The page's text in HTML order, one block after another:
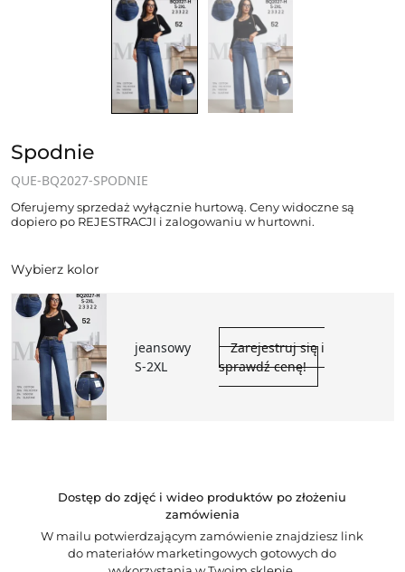
Spodnie
QUE-BQ2027-SPODNIE
Oferujemy sprzedaż wyłącznie hurtową. Ceny widoczne są
dopiero po REJESTRACJI i zalogowaniu w hurtowni.
Wybierz kolor
jeansowy
S-2XL
Zarejestruj się i
sprawdź cenę!
Dostęp do zdjęć i wideo produktów po złożeniu
zamówienia
W mailu potwierdzającym zamówienie znajdziesz link
do materiałów marketingowych gotowych do